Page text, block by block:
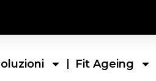
Fit Ageing